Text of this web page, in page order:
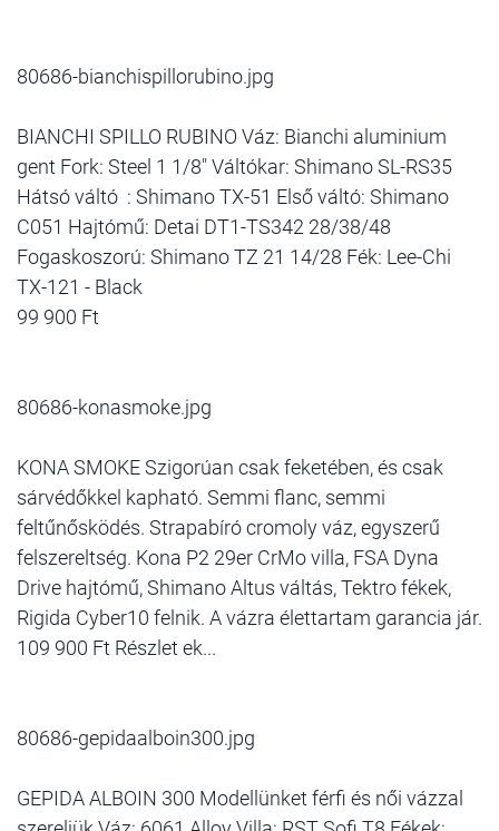
80686-bianchispillorubino.jpg
BIANCHI SPILLO RUBINO Váz: Bianchi aluminium
gent Fork: Steel 1 1/8" Váltókar: Shimano SL-RS35
Hátsó váltó : Shimano TX-51 Első váltó: Shimano
C051 Hajtómű: Detai DT1-TS342 28/38/48
Fogaskoszorú: Shimano TZ 21 14/28 Fék: Lee-Chi
TX-121 - Black
99 900 Ft
80686-konasmoke.jpg
KONA SMOKE Szigorúan csak feketében, és csak
sárvédőkkel kapható. Semmi flanc, semmi
feltűnősködés. Strapabíró cromoly váz, egyszerű
felszereltség. Kona P2 29er CrMo villa, FSA Dyna
Drive hajtómű, Shimano Altus váltás, Tektro fékek,
Rigida Cyber10 felnik. A vázra élettartam garancia jár.
109 900 Ft Részlet ek...
80686-gepidaalboin300.jpg
GEPIDA ALBOIN 300 Modellünket férfi és női vázzal